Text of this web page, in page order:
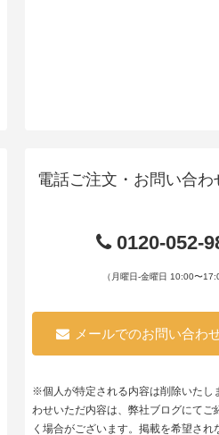
電話ご注文・お問い合わ
0120-052-
（月曜日-金曜日 10:00〜
メールでのお問い合わ
※個人が特定される内容は削除いたし
わせいただ内容は、弊社ブログにてご
く場合がございます。掲載を希望され